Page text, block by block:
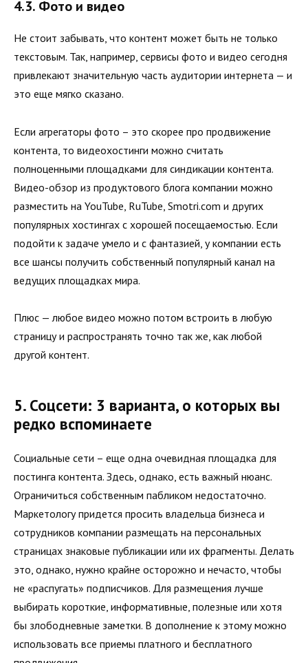
4.3. Фото и видео
Не стоит забывать, что контент может быть не только
текстовым. Так, например, сервисы фото и видео сегодня
привлекают значительную часть аудитории интернета — и
это еще мягко сказано.
Если агрегаторы фото – это скорее про продвижение
контента, то видеохостинги можно считать
полноценными площадками для синдикации контента.
Видео-обзор из продуктового блога компании можно
разместить на YouTube, RuTube, Smotri.com и других
популярных хостингах с хорошей посещаемостью. Если
подойти к задаче умело и с фантазией, у компании есть
все шансы получить собственный популярный канал на
ведущих площадках мира.
Плюс — любое видео можно потом встроить в любую
страницу и распространять точно так же, как любой
другой контент.
5. Соцсети: 3 варианта, о которых вы
редко вспоминаете
Социальные сети – еще одна очевидная площадка для
постинга контента. Здесь, однако, есть важный нюанс.
Ограничиться собственным пабликом недостаточно.
Маркетологу придется просить владельца бизнеса и
сотрудников компании размещать на персональных
страницах знаковые публикации или их фрагменты. Делать
это, однако, нужно крайне осторожно и нечасто, чтобы
не «распугать» подписчиков. Для размещения лучше
выбирать короткие, информативные, полезные или хотя
бы злободневные заметки. В дополнение к этому можно
использовать все приемы платного и бесплатного